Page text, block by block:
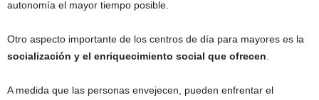
autonomía el mayor tiempo posible.
Otro aspecto importante de los centros de día para mayores es la
socialización y el enriquecimiento social que ofrecen
A medida que las personas envejecen, pueden enfrentar el